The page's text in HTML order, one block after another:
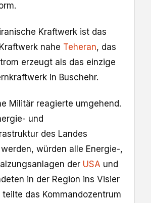
Kraftwerk ist das
nahe Teheran, das
erzeugt als das einzige
in Buschehr.
Militär reagierte umgehend.
und
des Landes
würden alle Energie-,
der USA und
in der Region ins Visier
das Kommandozentrum